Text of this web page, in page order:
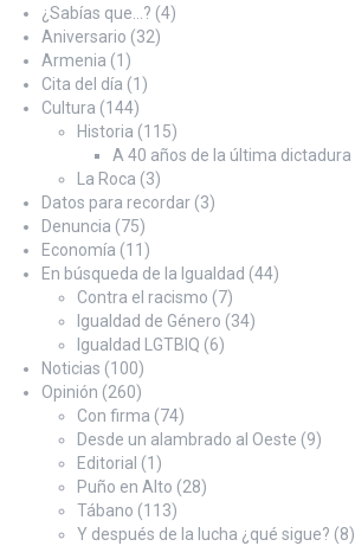
¿Sabías que…? (4)
Aniversario (32)
Armenia (1)
Cita del día (1)
Cultura (144)
Historia (115)
A 40 años de la última dictadura
La Roca (3)
Datos para recordar (3)
Denuncia (75)
Economía (11)
En búsqueda de la Igualdad (44)
Contra el racismo (7)
Igualdad de Género (34)
Igualdad LGTBIQ (6)
Noticias (100)
Opinión (260)
Con firma (74)
Desde un alambrado al Oeste (9)
Editorial (1)
Puño en Alto (28)
Tábano (113)
Y después de la lucha ¿qué sigue? (8)